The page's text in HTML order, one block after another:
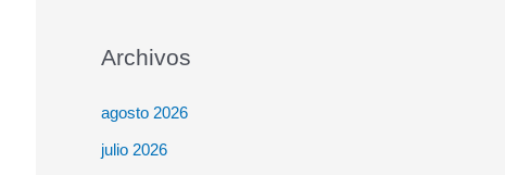
Archivos
agosto 2026
julio 2026